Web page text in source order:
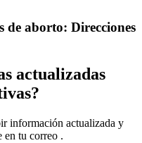
de aborto: Direcciones
actualizadas
información actualizada y
en tu correo .